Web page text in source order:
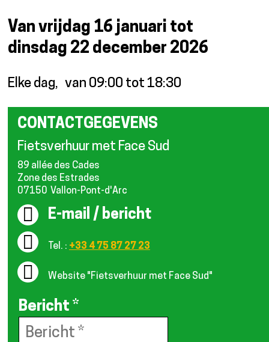
Van vrijdag 16 januari tot
dinsdag 22 december 2026
Elke dag van 09:00 tot 18:30
CONTACTGEGEVENS
Fietsverhuur met Face Sud
89 allée des Cades
Zone des Estrades
07150 Vallon-Pont-d'Arc
E-mail / bericht
Tel. : +33 4 75 87 27 23
Website "Fietsverhuur met Face Sud"
Bericht *